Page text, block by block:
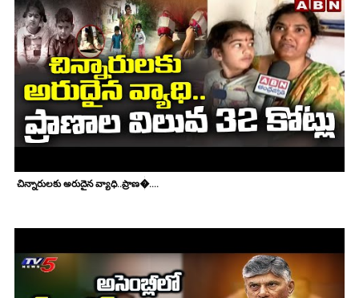
చిన్నారులకు అరుదైన వ్యాధి..ప్రాణ�....